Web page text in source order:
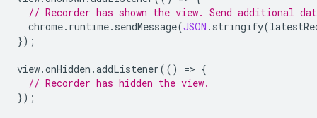
// Recorder has shown the view. Send additional
chrome. runtime. sendMessage(JSON . stringify(
});
view.onHidden .addListener(() => {
// Recorder has hidden the view.
});